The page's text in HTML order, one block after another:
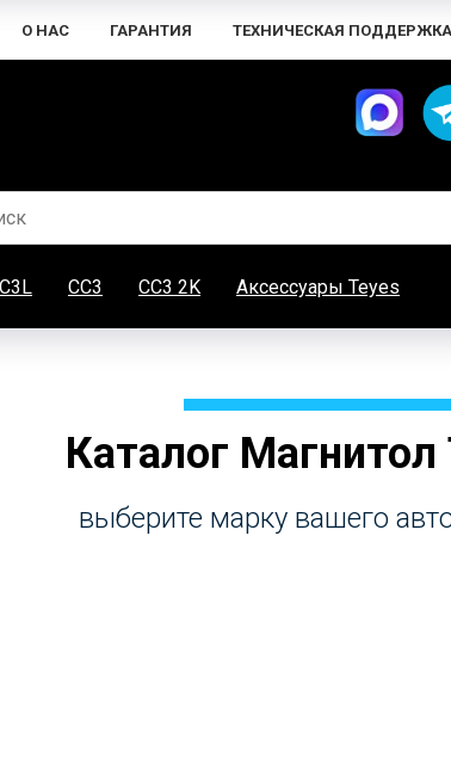
О НАС ГАРАНТИЯ ТЕХНИЧЕСКАЯ ПОДДЕРЖКА
CC3 CC3 2K Аксессуары Teyes
Каталог Магнитол
выберите марку вашего